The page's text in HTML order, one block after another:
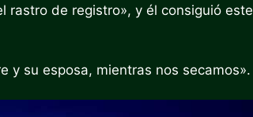
rastro de registro», y él consiguió este
y su esposa, mientras nos secamos».